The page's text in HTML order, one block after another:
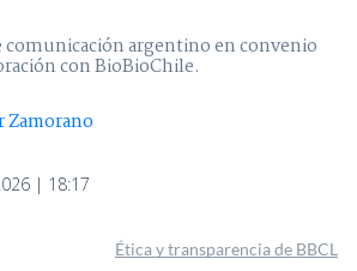
comunicación argentino en convenio
con BioBioChile.
Zamorano
| 18:17
Ética y transparencia de BBCL